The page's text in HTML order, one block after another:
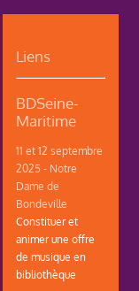
Liens
BDSeine-
Maritime
11 et 12 septembre
2025 - Notre
Dame de
Bondeville
Constituer et
animer une offre
de musique en
bibliothèque